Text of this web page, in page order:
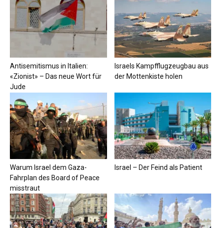
Antisemitismus in Italien:
«Zionist» – Das neue Wort für
Jude
Israels Kampfflugzeugbau aus
der Mottenkiste holen
Warum Israel dem Gaza-
Fahrplan des Board of Peace
misstraut
Israel – Der Feind als Patient